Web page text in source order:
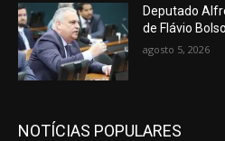
Deputado
de Flávio
agosto 5, 2026
NOTÍCIAS POPULARES